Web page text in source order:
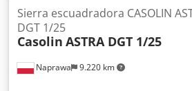
Naprawa 9.220 km
Sierra escuadradora CASOLIN
DGT 1/25
Casolin ASTRA DGT 1/25